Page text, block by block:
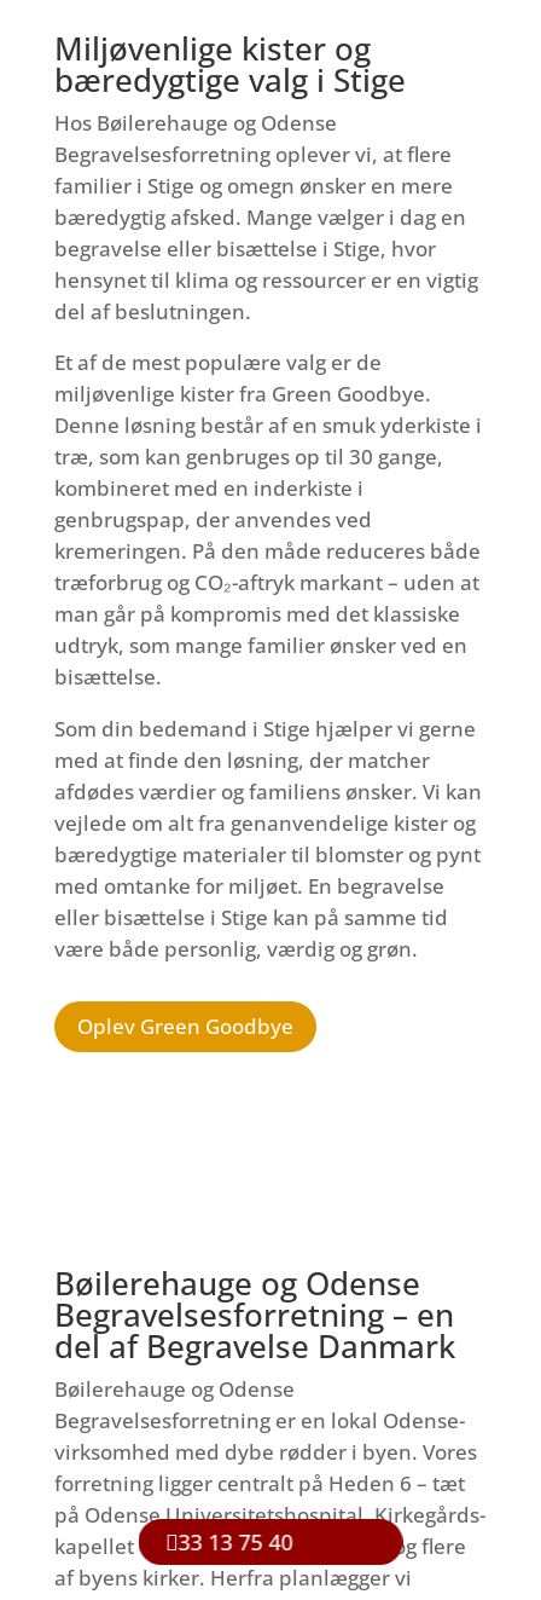
Miljøvenlige kister og
bæredygtige valg i Stige
Hos Bøilerehauge og Odense
Begravelsesforretning oplever vi, at flere
familier i Stige og omegn ønsker en mere
bæredygtig afsked. Mange vælger i dag en
begravelse eller bisættelse i Stige, hvor
hensynet til klima og ressourcer er en vigtig
del af beslutningen.
Et af de mest populære valg er de
miljøvenlige kister fra Green Goodbye.
Denne løsning består af en smuk yderkiste i
træ, som kan genbruges op til 30 gange,
kombineret med en inderkiste i
genbrugspap, der anvendes ved
kremeringen. På den måde reduceres både
træforbrug og CO₂-aftryk markant – uden at
man går på kompromis med det klassiske
udtryk, som mange familier ønsker ved en
bisættelse.
Som din bedemand i Stige hjælper vi gerne
med at finde den løsning, der matcher
afdødes værdier og familiens ønsker. Vi kan
vejlede om alt fra genanvendelige kister og
bæredygtige materialer til blomster og pynt
med omtanke for miljøet. En begravelse
eller bisættelse i Stige kan på samme tid
være både personlig, værdig og grøn.
Oplev Green Goodbye
Bøilerehauge og Odense
Begravelsesforretning – en
del af Begravelse Danmark
Bøilerehauge og Odense
Begravelsesforretning er en lokal Odense-
virksomhed med dybe rødder i byen. Vores
forretning ligger centralt på Heden 6 – tæt
på Odense Universitetshospital, Kirkegårds-
kapellet ved Assistenskirkegården og flere
af byens kirker. Herfra planlægger vi
33 13 75 40